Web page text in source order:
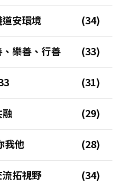
安環境
樂善、行善
我他
拓視野